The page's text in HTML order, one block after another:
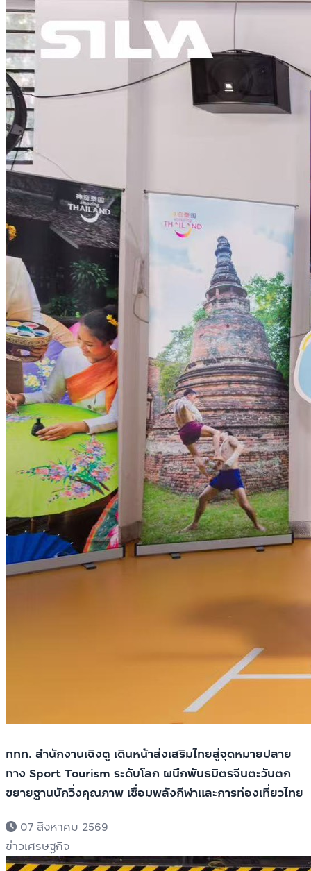
ททท. สำนักงานเฉิงตู เดินหน้าส่งเสริมไทยสู่จุดหมายปลาย
ทาง Sport Tourism ระดับโลก ผนึกพันธมิตรจีนตะวันตก
ขยายฐานนักวิ่งคุณภาพ เชื่อมพลังกีฬาและการท่องเที่ยวไทย
07 สิงหาคม 2569
ข่าวเศรษฐกิจ